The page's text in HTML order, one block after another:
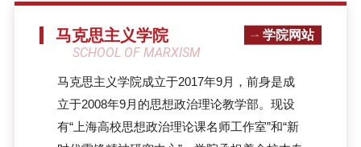
马克思主义学院
SCHOOL OF MARXISM
学院网站
马克思主义学院成立于2017年9月，前身是成
立于2008年9月的思想政治理论教学部。现设
有“上海高校思想政治理论课名师工作室”和“新